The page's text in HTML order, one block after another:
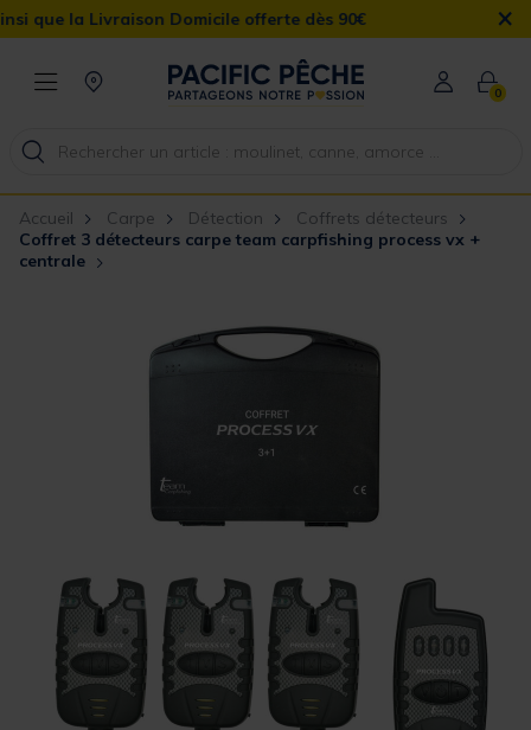
Livraison Domicile offerte dès 90€ ×
0
Accueil Carpe Détection
Coffrets détecteurs
Coffret 3 détecteurs carpe team carpfishing process vx +
centrale